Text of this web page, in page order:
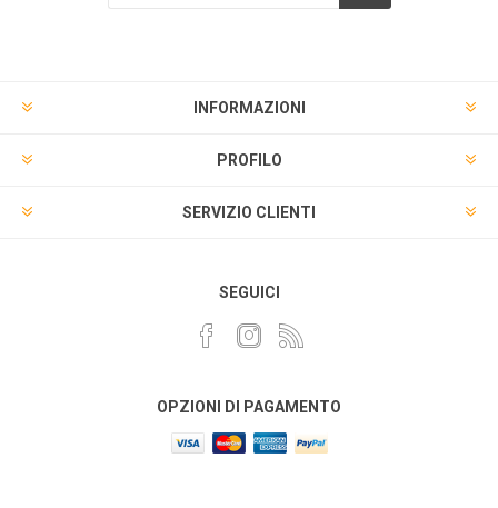
INFORMAZIONI
PROFILO
SERVIZIO CLIENTI
SEGUICI
OPZIONI DI PAGAMENTO